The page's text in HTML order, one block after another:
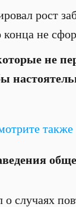
рост
не
не
также
случаях